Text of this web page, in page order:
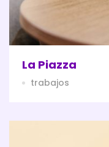
La Piazza
trabajos